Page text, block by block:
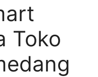
Toko